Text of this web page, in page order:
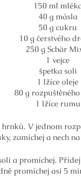
150 ml
40 g másla
50 g cukru
10 g čerstvého
250 g Schär
1 vejce
špetka soli
1 lžíce oleje
80 g
1 lžíce rumu
V jednom
zamíchej a nech
a promíchej.
promíchej asi 5